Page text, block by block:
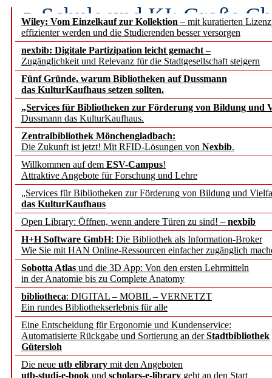
Wiley: Vom Einzelkauf zur Kollektion – mit kuratierten
effizienter werden und die Studierenden besser versorgen
nexbib: Digitale Partizipation leicht gemacht –
Zugänglichkeit und Relevanz für die Stadtgesellschaft steigern
Fünf Gründe, warum Bibliotheken auf Dussmann
das KulturKaufhaus setzen sollten.
„Services für Bibliotheken zur Förderung von Bildung und
Dussmann das KulturKaufhaus.
Zentralbibliothek Mönchengladbach:
Die Zukunft ist jetzt! Mit RFID-Lösungen von Nexbib.
Willkommen auf dem ESV-Campus!
Attraktive Angebote für Forschung und Lehre
„Services für Bibliotheken zur Förderung von Bildung und
das KulturKaufhaus
Open Library: Öffnen, wenn andere Türen zu sind! – nexbib
H+H Software GmbH: Die Bibliothek als Information-Broker
Wie Sie mit HAN Online-Ressourcen einfacher zugänglich
Sobotta Atlas und die 3D App: Von den ersten Lehrmitteln
in der Anatomie bis zu Complete Anatomy
bibliotheca: DIGITAL – MOBIL – VERNETZT
Ein rundes Bibliothekserlebnis für alle
Eine Entscheidung für Ergonomie und Kundenservice:
Automatisierte Rückgabe und Sortierung an derStadtbibliothek
Gütersloh
Die neue utb elibrary mit den Angeboten
utb-studi-e-book und scholars-e-library geht an den Start
Schule und KI: Große
Voraussetzungen
Erfolgreiches erstes
Segment Research –
angepasst
konstruktiv!
Mohr Siebeck
und die Zeitschrift für
Francke Attempto
EBSCO Information
Recherchefunktionen in
Sorbisches Institut neu
Geschichte und